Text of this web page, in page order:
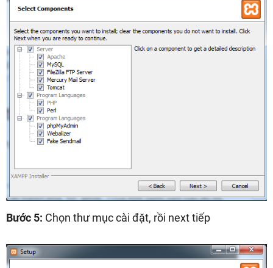
Bước 5: Chọn thư mục cài đặt, rồi next tiếp